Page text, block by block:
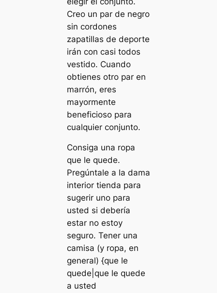
Creo un par de negro
sin cordones
zapatillas de deporte
irán con casi todos
vestido. Cuando
obtienes otro par en
marrón, eres
mayormente
beneficioso para
cualquier conjunto.
Consiga una ropa
que le quede.
Pregúntale a la dama
interior tienda para
sugerir uno para
usted si debería
estar no estoy
seguro. Tener una
camisa (y ropa, en
general) {que le
quede|que le quede
a usted